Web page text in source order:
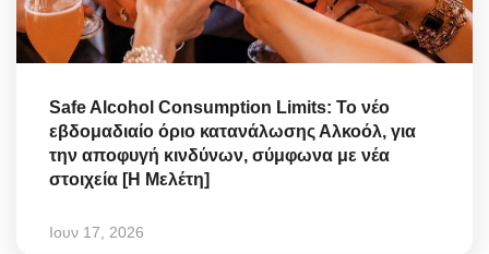
Safe Alcohol Consumption Limits: Το νέο
εβδομαδιαίο όριο κατανάλωσης Αλκοόλ, για
την αποφυγή κινδύνων, σύμφωνα με νέα
στοιχεία [Η Μελέτη]
Ιουν 17, 2026